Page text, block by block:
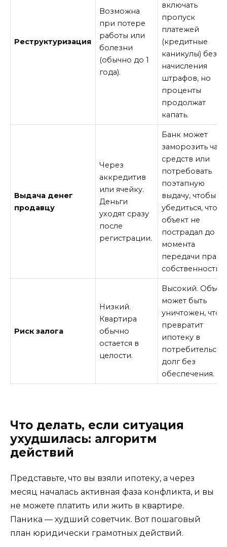
Реструктуризация
Возможна
при потере
работы или
болезни
(обычно до 1
года).
включать
пропуск
платежей
(кредитные
каникулы) без
начисления
штрафов, но
проценты
продолжат
капать.
Выдача денег
продавцу
Через
аккредитив
или ячейку.
Деньги
уходят сразу
после
регистрации.
Банк может
заморозить
средств или
потребовать
поэтапную
выдачу, чтобы
убедиться, что
объект не
пострадал до
момента
передачи права
собственности.
Риск залога
Низкий.
Квартира
обычно
остается в
целости.
Высокий.
может быть
уничтожен, что
превратит
ипотеку в
долг без
обеспечения.
Что делать, если ситуация
ухудшилась: алгоритм
действий
Представьте, что вы взяли ипотеку, а через
месяц началась активная фаза конфликта, и вы
не можете платить или жить в квартире.
Паника — худший советчик. Вот пошаговый
план юридически грамотных действий.